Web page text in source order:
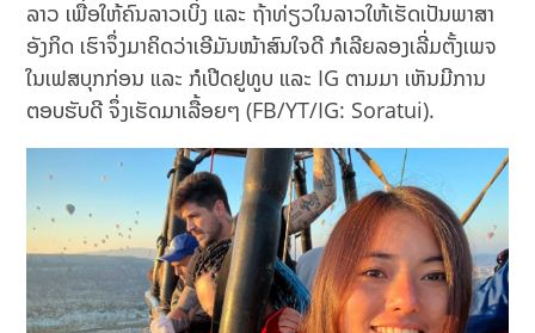
ລາວ ເພື່ອໃຫ້ຄົນລາວເບິ່ງ ແລະ ຖ້າທ່ຽວໃນລາວໃຫ້ເຮັດເປັນພາສາ
ອັງກິດ ເຮົາຈຶ່ງມາຄິດວ່າເອີມັນໜ້າສົນໃຈດີ ກໍເລີຍລອງເລີ່ມຕັ້ງເພຈ
ໃນເຟສບຸກກ່ອນ ແລະ ກໍເປີດຢູທູບ ແລະ IG ຕາມມາ ເຫັນມີການ
ຕອບຮັບດີ ຈຶ່ງເຮັດມາເລື້ອຍໆ (FB/YT/IG: Soratui).